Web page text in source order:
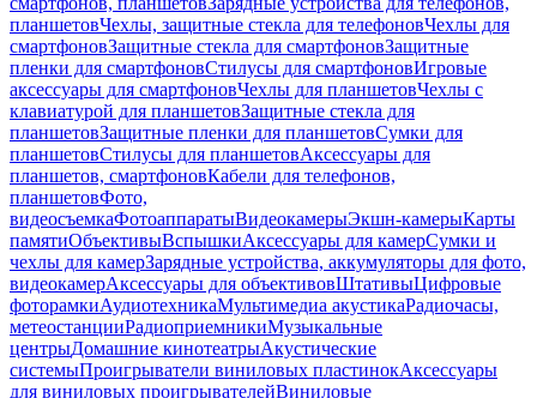
планшетовЧехлы, защитные стекла для телефоновЧехлы для
смартфоновЗащитные стекла для смартфоновЗащитные
пленки для смартфоновСтилусы для смартфоновИгровые
аксессуары для смартфоновЧехлы для планшетовЧехлы с
клавиатурой для планшетовЗащитные стекла для
планшетовЗащитные пленки для планшетовСумки для
планшетовСтилусы для планшетовАксессуары для
планшетов, смартфоновКабели для телефонов,
планшетовФото,
видеосъемкаФотоаппаратыВидеокамерыЭкшн-камерыКарты
памятиОбъективыВспышкиАксессуары для камерСумки и
чехлы для камерЗарядные устройства, аккумуляторы для фото,
видеокамерАксессуары для объективовШтативыЦифровые
фоторамкиАудиотехникаМультимедиа акустикаРадиочасы,
метеостанцииРадиоприемникиМузыкальные
центрыДомашние кинотеатрыАкустические
системыПроигрыватели виниловых пластинокАксессуары
для виниловых проигрывателейВиниловые